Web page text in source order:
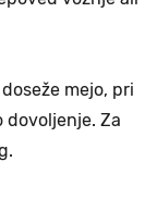
mejo, pri
dovoljenje. Za